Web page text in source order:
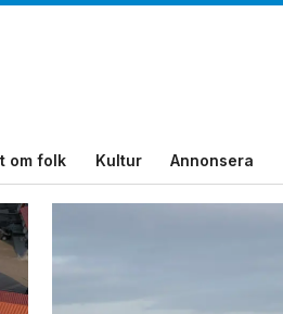
om folk Kultur Annonsera